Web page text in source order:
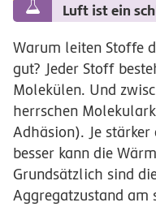
Luft ist ein
Warum leiten Stoffe
gut? Jeder Stoff
Molekülen. Und
herrschen
Adhäsion). Je
besser kann die
Grundsätzlich sind
Aggregatzustand am